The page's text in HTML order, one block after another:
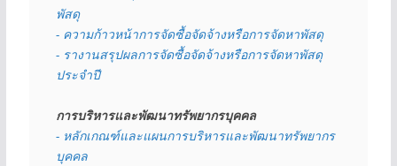
พัสดุ
- ความก้าวหน้าการจัดซื้อจัดจ้างหรือการจัดหาพัสดุ
- รางานสรุปผลการจัดซื้อจัดจ้างหรือการจัดหาพัสดุ
ประจำปี
การบริหารและพัฒนาทรัพยากรบุคคล
- หลักเกณฑ์และแผนการบริหารและพัฒนาทรัพยากร
บุคคล